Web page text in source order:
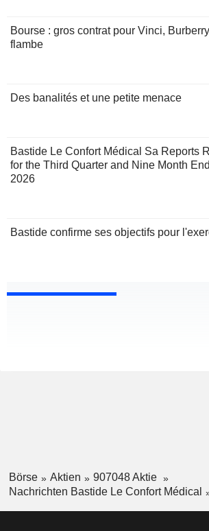
Bourse : gros contrat pour Vinci,
flambe
Des banalités et une petite menace
Bastide Le Confort Médical Sa Reports
for the Third Quarter and Nine Month
2026
Bastide confirme ses objectifs pour
Börse Aktien
907048 Aktie
Nachrichten Bastide Le Confort Médical